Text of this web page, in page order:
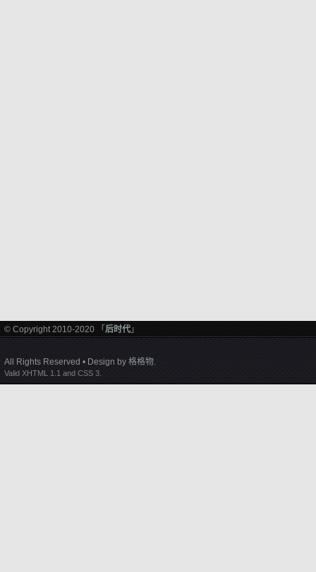
© Copyright 2010-2020 「 后时代 」
All Rights Reserved • Design by 格格物.
Valid XHTML 1.1 and CSS 3.